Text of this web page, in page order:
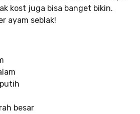
kost juga bisa banget bikin.
ayam seblak!
besar